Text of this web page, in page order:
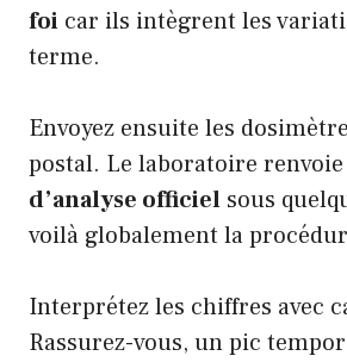
foi car ils intègrent les
terme.
Envoyez ensuite les
postal. Le laboratoire
d’analyse officiel sous
voilà globalement la
Interprétez les chiffres avec
Rassurez-vous, un pic